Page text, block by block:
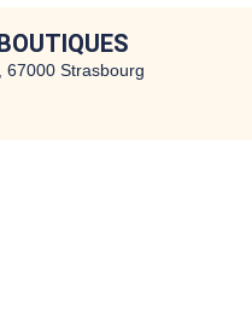
67000 Strasbourg